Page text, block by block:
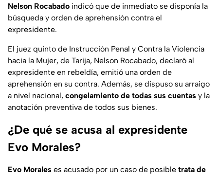
Nelson Rocabado indicó que de inmediato se disponía la
búsqueda y orden de aprehensión contra el
expresidente.
El juez quinto de Instrucción Penal y Contra la Violencia
hacia la Mujer, de Tarija, Nelson Rocabado, declaró al
expresidente en rebeldía, emitió una orden de
aprehensión en su contra. Además, se dispuso su arraigo
a nivel nacional, congelamiento de todas sus cuentas y la
anotación preventiva de todos sus bienes.
¿De qué se acusa al expresidente
Evo Morales?
Evo Morales es acusado por un caso de posible trata de